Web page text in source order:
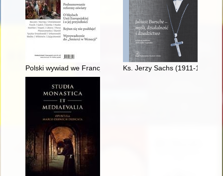
Polski wywiad we Francji w ramach "akcji kontynentalnej"
Ks. Jerzy Sachs (1911-1977) -